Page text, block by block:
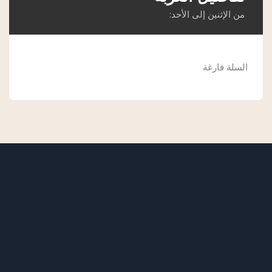
من الإثنين إلى الأحد:
السلة فارغة